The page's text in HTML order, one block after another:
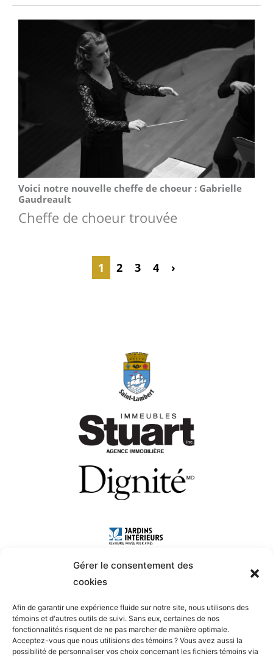
Gérer le consentement des
cookies
Afin de garantir une expérience fluide sur notre site, nous utilisons des
témoins et d'autres outils de suivi. Sans eux, certaines de nos
fonctionnalités risquent de ne pas marcher de manière optimale.
Acceptez-vous que nous utilisions des témoins ? Vous avez aussi la
possibilité de personnaliser vos choix concernant les fichiers témoins via
Voici notre nouvelle cheffe de choeur : Gabrielle
Gaudreault
Cheffe de choeur trouvée
1 2 3 4 ›